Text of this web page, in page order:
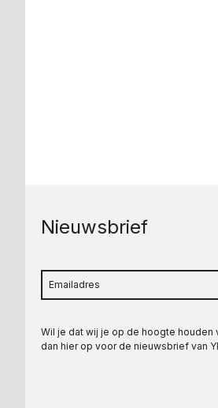
Nieuwsbrief
Wil je dat wij je op de hoogte
dan hier op voor de nieuwsbrief van